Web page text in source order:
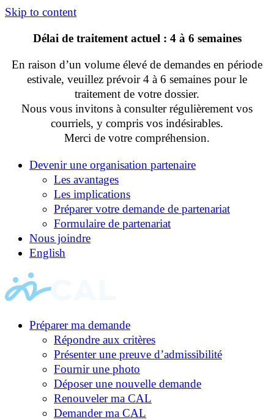
Skip to content
Délai de traitement actuel : 4 à 6 semaines
En raison d’un volume élevé de demandes en période
estivale, veuillez prévoir 4 à 6 semaines pour le
traitement de votre dossier.
Nous vous invitons à consulter régulièrement vos
courriels, y compris vos indésirables.
Merci de votre compréhension.
Devenir une organisation partenaire
Les avantages
Les implications
Préparer votre demande de partenariat
Formulaire de partenariat
Nous joindre
English
Préparer ma demande
Répondre aux critères
Présenter une preuve d’admissibilité
Fournir une photo
Déposer une nouvelle demande
Renouveler ma CAL
Demander ma CAL